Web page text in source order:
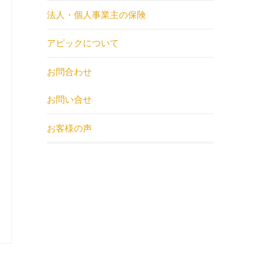
法人・個人事業主の保険
アピックについて
お問合わせ
お問い合せ
お客様の声